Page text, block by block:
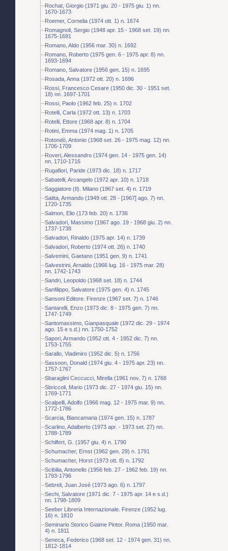
Rochat, Giorgio (1971 giu. 20 - 1975 giu. 1) nn.
1670-1673
Roemer, Cornelia (1974 ott. 1) n. 1674
Romagnoli, Sergio (1948 apr. 15 - 1968 set. 19) nn.
1675-1691
Romano, Aldo (1956 mar. 30) n. 1692
Romano, Roberto (1975 gen. 6 - 1975 apr. 8) nn.
1693-1694
Romano, Salvatore (1956 gen. 15) n. 1695
Rosada, Anna (1972 ott. 20) n. 1696
Rossi, Francesco Cesare (1950 dic. 30 - 1951 set.
18) nn. 1697-1701
Rossi, Paolo (1962 feb. 25) n. 1702
Rotelli, Carla (1972 ott. 13) n. 1703
Rotelli, Ettore (1968 apr. 8) n. 1704
Rotini, Emma (1974 mag. 1) n. 1705
Rotondò, Antonio (1968 set. 26 - 1975 mag. 12) nn.
1706-1709
Roveri, Alessandro (1974 gen. 14 - 1975 gen. 14)
nn. 1710-1716
Rugafiori, Paride (1973 dic. 18) n. 1717
Sabatelli, Arcangelo (1972 apr. 10) n. 1718
Saggiatore (Il). Milano (1967 set. 4) n. 1719
Saitta, Armando (1949 ott. 28 - [1967] ago. 7) nn.
1720-1735
Salmon, Elio (173 feb. 20) n. 1736
Salvadori, Massimo (1967 ago. 19 - 1968 giu. 2) nn.
1737-1738
Salvadori, Rinaldo (1975 apr. 14) n. 1739
Salvadori, Roberto (1974 ott. 26) n. 1740
Salvemini, Gaetano (1951 gen. 9) n. 1741
Salvestrini, Arnaldo (1966 lug. 16 - 1975 mar. 28)
nn. 1742-1743
Sandri, Leopoldo (1968 set. 18) n. 1744
Sanfilippo, Salvatore (1975 gen. 4) n. 1745
Sansoni Editore. Firenze (1967 set. 7) n. 1746
Santarelli, Enzo (1973 dic. 8 - 1975 gen. 7) nn.
1747-1749
Santomassimo, Gianpasquale (1972 dic. 29 - 1974
ago. 15 e s.d.) nn. 1750-1752
Sapori, Armando (1952 ott. 4 - 1952 dic. 7) nn.
1753-1755
Sarallo, Vladimiro (1952 dic. 5) n. 1756
Sassoon, Donald (1974 giu. 4 - 1975 apr. 23) nn.
1757-1767
Sbaraglini Ceccucci, Mirella (1961 nov. 7) n. 1768
Sbriccoli, Mario (1973 dic. 27 - 1974 giu. 15) nn.
1769-1771
Scalpelli, Adolfo (1966 mag. 12 - 1975 mar. 9) nn.
1772-1786
Scarcia, Biancamaria (1974 gen. 15) n. 1787
Scarlino, Adalberto (1973 apr. - 1973 set. 27) nn.
1788-1789
Schilfert, G. (1957 giu. 4) n. 1790
Schumacher, Ernst (1962 gen. 29) n. 1791
Schumacher, Horst (1973 ott. 8) n. 1792
Scibilia, Antonello (1956 feb. 27 - 1962 feb. 19) nn.
1793-1796
Sebreli, Juan José (1973 ago. 6) n. 1797
Sechi, Salvatore (1971 dic. 7 - 1975 apr. 14 e s.d.)
nn. 1798-1809
Seeber Libreria Internazionale. Firenze (1952 lug.
16) n. 1810
Seminario Storico Giaime Pintor. Roma (1950 mar.
4) n. 1811
Seneca, Federico (1968 set. 12 - 1974 gen. 31) nn.
1812-1814